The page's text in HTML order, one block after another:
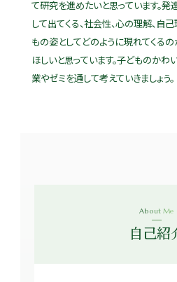
て研究を進めたいと思っています。
して出てくる、社会性、心の理解、自
もの姿としてどのように現れてくる
ほしいと思っています。子どものかわ
業やゼミを通して考えていきましょう。
About Me
自己紹